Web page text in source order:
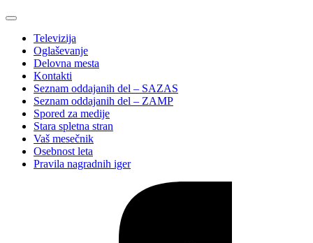
Televizija
Oglaševanje
Delovna mesta
Kontakti
Seznam oddajanih del – SAZAS
Seznam oddajanih del – ZAMP
Spored za medije
Stara spletna stran
Vaš mesečnik
Osebnost leta
Pravila nagradnih iger